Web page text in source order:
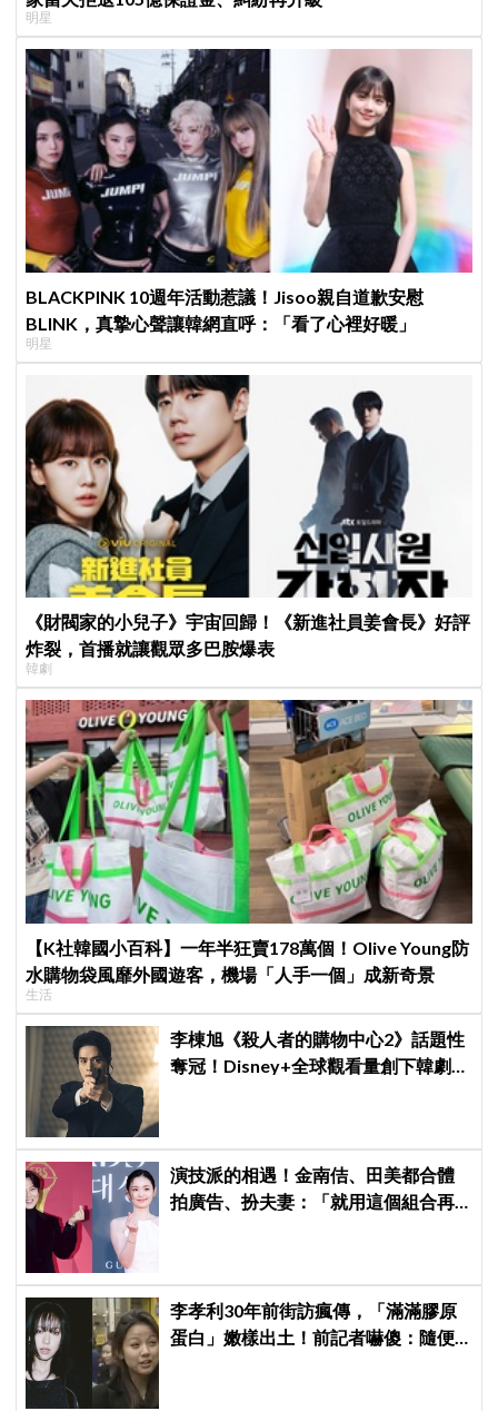
明星
BLACKPINK 10週年活動惹議！Jisoo親自道歉安慰
BLINK，真摯心聲讓韓網直呼：「看了心裡好暖」
明星
《財閥家的小兒子》宇宙回歸！《新進社員姜會長》好評
炸裂，首播就讓觀眾多巴胺爆表
韓劇
【K社韓國小百科】一年半狂賣178萬個！Olive Young防
水購物袋風靡外國遊客，機場「人手一個」成新奇景
生活
李棟旭《殺人者的購物中心2》話題性
奪冠！Disney+全球觀看量創下韓劇新
演技派的相遇！金南佶、田美都合體
拍廣告、扮夫妻：「就用這個組合再
李孝利30年前街訪瘋傳，「滿滿膠原
蛋白」嫩樣出土！前記者嚇傻：隨便